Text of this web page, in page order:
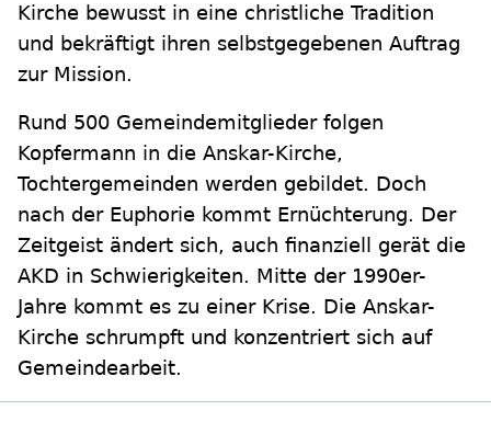
Kirche bewusst in eine christliche Tradition
und bekräftigt ihren selbstgegebenen Auftrag
zur Mission.
Rund 500 Gemeindemitglieder folgen
Kopfermann in die Anskar-Kirche,
Tochtergemeinden werden gebildet. Doch
nach der Euphorie kommt Ernüchterung. Der
Zeitgeist ändert sich, auch finanziell gerät die
AKD in Schwierigkeiten. Mitte der 1990er-
Jahre kommt es zu einer Krise. Die Anskar-
Kirche schrumpft und konzentriert sich auf
Gemeindearbeit.